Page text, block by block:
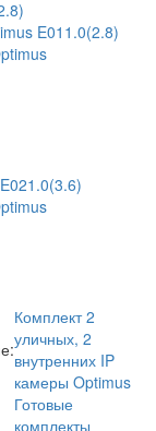
E011.0(2.8)
Комплект 2
уличных, 2
внутренних IP
камеры Optimus
Готовые
комплекты